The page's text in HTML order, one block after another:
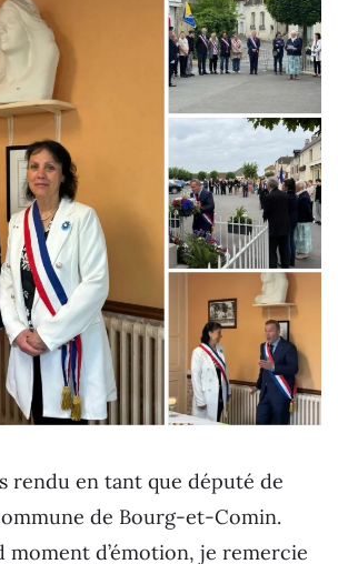
rendu en tant que député de
de Bourg-et-Comin.
moment d’émotion, je remercie